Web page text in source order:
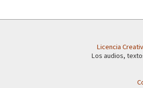
Licencia
Los audios,